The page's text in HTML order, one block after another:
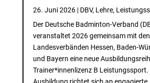
26. Juni 2026| DBV, Lehre,
Der Deutsche Badminton-Verband
veranstaltet 2026 gemeinsam mit den
Landesverbänden Hessen, Baden-
und Bayern eine neue
Trainer*innenlizenz B Leistungssport.